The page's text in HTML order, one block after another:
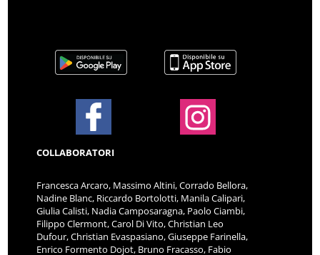
COLLABORATORI
Francesca Arcaro, Massimo Altini, Corrado Bellora,
Nadine Blanc, Riccardo Bortolotti, Manila Calipari,
Giulia Calisti, Nadia Camposaragna, Paolo Ciambi,
Filippo Clermont, Carol Di Vito, Christian Leo
Dufour, Christian Evaspasiano, Giuseppe Farinella,
Enrico Formento Dojot, Bruno Fracasso, Fabio